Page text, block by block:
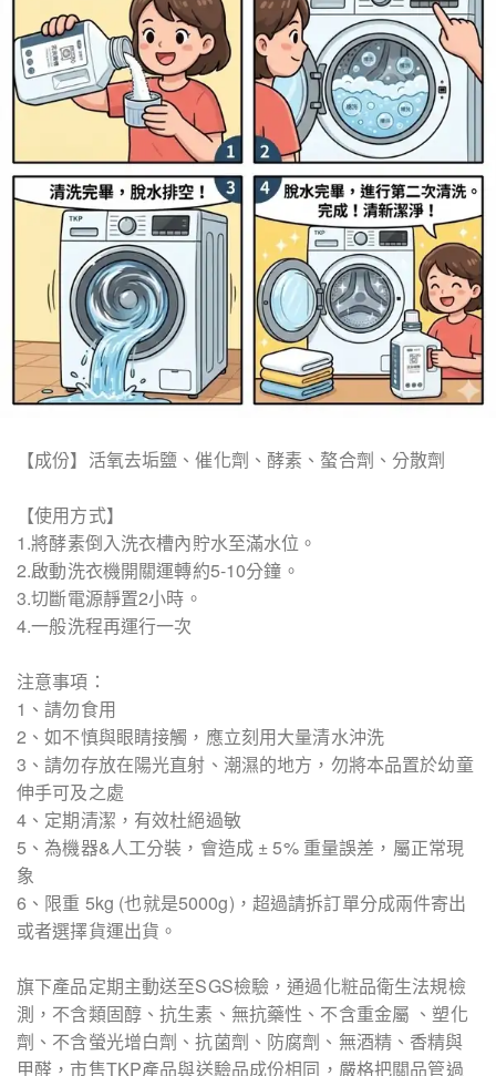
【成份】活氧去垢鹽、催化劑、酵素、螯合劑、分散劑
【使用方式】
1.將酵素倒入洗衣槽內貯水至滿水位。
2.啟動洗衣機開關運轉約5-10分鐘。
3.切斷電源靜置2小時。
4.一般洗程再運行一次
注意事項：
1、請勿食用
2、如不慎與眼睛接觸，應立刻用大量清水沖洗
3、請勿存放在陽光直射、潮濕的地方，勿將本品置於幼童
伸手可及之處
4、定期清潔，有效杜絕過敏
5、為機器&人工分裝，會造成 ± 5% 重量誤差，屬正常現
象
6、限重 5kg (也就是5000g)，超過請拆訂單分成兩件寄出
或者選擇貨運出貨。
旗下產品定期主動送至SGS檢驗，通過化粧品衛生法規檢
測，不含類固醇、抗生素、無抗藥性、不含重金屬 、塑化
劑、不含螢光增白劑、抗菌劑、防腐劑、無酒精、香精與
甲醛，市售TKP產品與送驗品成份相同，嚴格把關品管過